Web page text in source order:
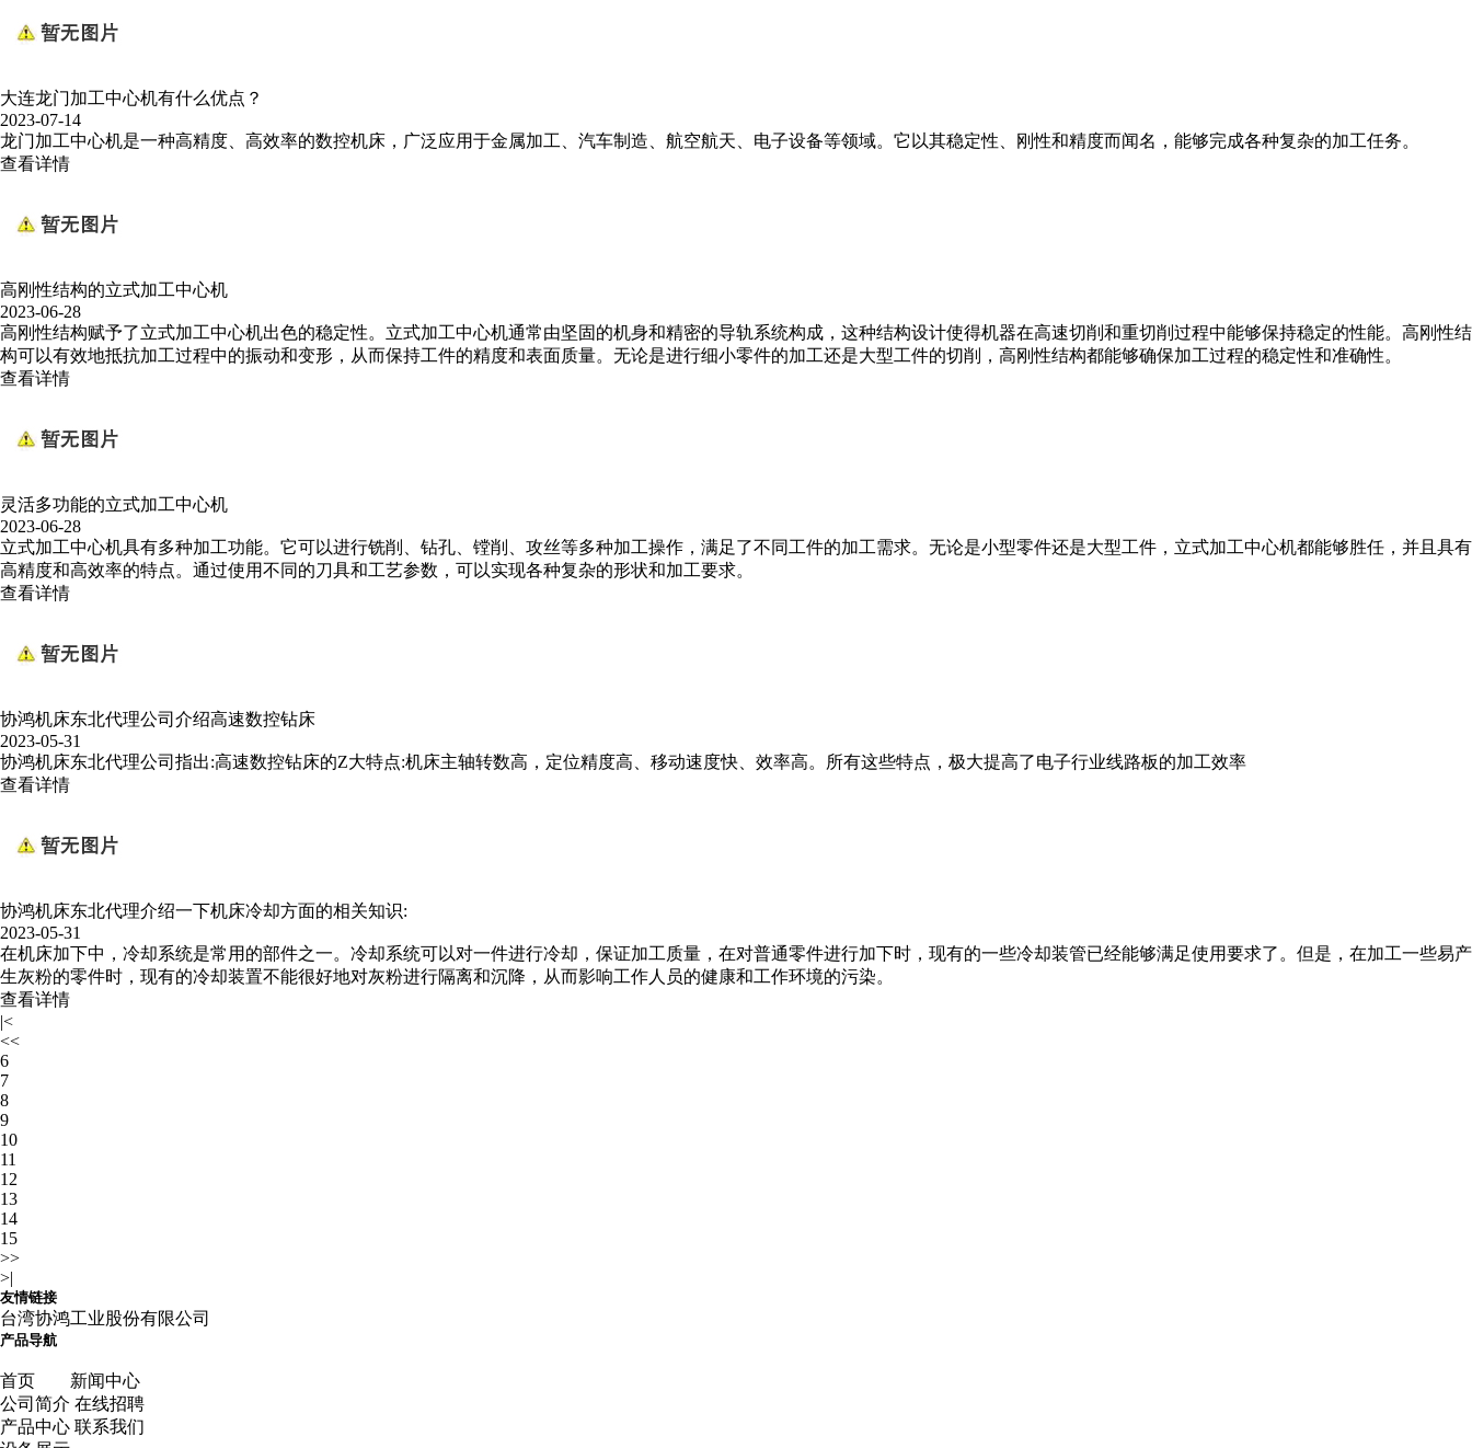
大连龙门加工中心机有什么优点？
2023-07-14
龙门加工中心机是一种高精度、高效率的数控机床，广泛应用于金属加工、汽车制造、航空航天、电子设备等领域。它以其稳定性、刚性和精度而闻名，能够完成各种复杂的加工任务。
查看详情
高刚性结构的立式加工中心机
2023-06-28
高刚性结构赋予了立式加工中心机出色的稳定性。立式加工中心机通常由坚固的机身和精密的导轨系统构成，这种结构设计使得机器在高速切削和重切削过程中能够保持稳定的性能。高刚性结
构可以有效地抵抗加工过程中的振动和变形，从而保持工件的精度和表面质量。无论是进行细小零件的加工还是大型工件的切削，高刚性结构都能够确保加工过程的稳定性和准确性。
查看详情
灵活多功能的立式加工中心机
2023-06-28
立式加工中心机具有多种加工功能。它可以进行铣削、钻孔、镗削、攻丝等多种加工操作，满足了不同工件的加工需求。无论是小型零件还是大型工件，立式加工中心机都能够胜任，并且具有
高精度和高效率的特点。通过使用不同的刀具和工艺参数，可以实现各种复杂的形状和加工要求。
查看详情
协鸿机床东北代理公司介绍高速数控钻床
2023-05-31
协鸿机床东北代理公司指出:高速数控钻床的Z大特点:机床主轴转数高，定位精度高、移动速度快、效率高。所有这些特点，极大提高了电子行业线路板的加工效率
查看详情
协鸿机床东北代理介绍一下机床冷却方面的相关知识:
2023-05-31
在机床加下中，冷却系统是常用的部件之一。冷却系统可以对一件进行冷却，保证加工质量，在对普通零件进行加下时，现有的一些冷却装管已经能够满足使用要求了。但是，在加工一些易产
生灰粉的零件时，现有的冷却装置不能很好地对灰粉进行隔离和沉降，从而影响工作人员的健康和工作环境的污染。
查看详情
|<
<<
6
7
8
9
10
11
12
13
14
15
>>
>|
友情链接
台湾协鸿工业股份有限公司
产品导航
首页
新闻中心
公司简介 在线招聘
产品中心 联系我们